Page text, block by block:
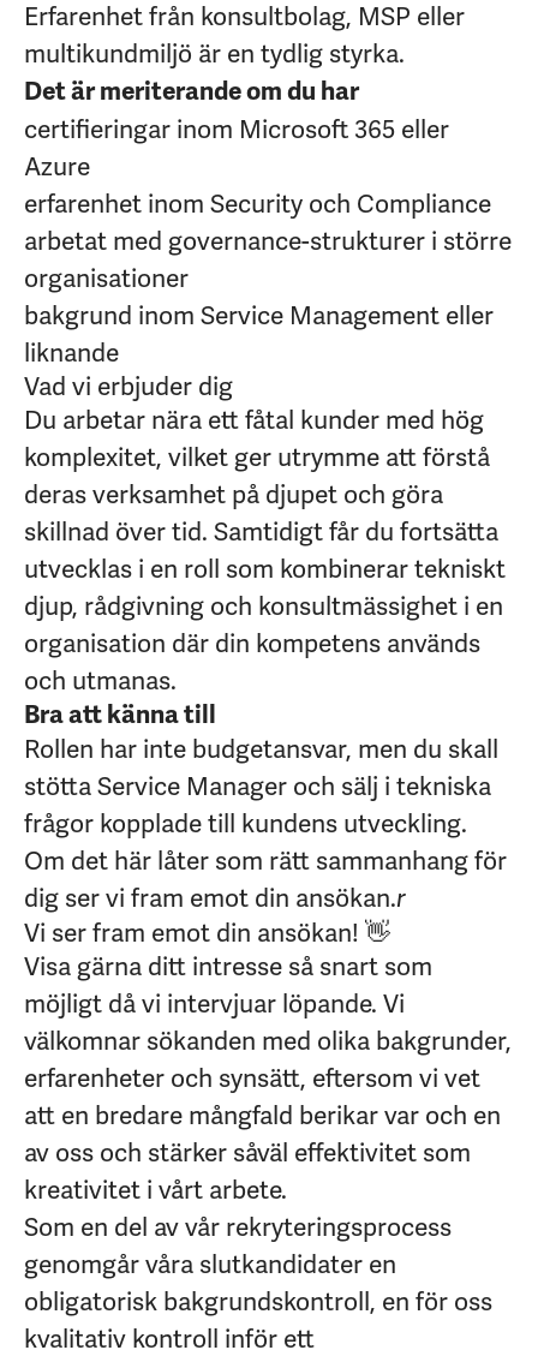
Erfarenhet från konsultbolag, MSP eller
multikundmiljö är en tydlig styrka.
Det är meriterande om du har
certifieringar inom Microsoft 365 eller
Azure
erfarenhet inom Security och Compliance
arbetat med governance-strukturer i större
organisationer
bakgrund inom Service Management eller
liknande
Vad vi erbjuder dig
Du arbetar nära ett fåtal kunder med hög
komplexitet, vilket ger utrymme att förstå
deras verksamhet på djupet och göra
skillnad över tid. Samtidigt får du fortsätta
utvecklas i en roll som kombinerar tekniskt
djup, rådgivning och konsultmässighet i en
organisation där din kompetens används
och utmanas.
Bra att känna till
Rollen har inte budgetansvar, men du skall
stötta Service Manager och sälj i tekniska
frågor kopplade till kundens utveckling.
Om det här låter som rätt sammanhang för
dig ser vi fram emot din ansökan.r
Vi ser fram emot din ansökan! 👋
Visa gärna ditt intresse så snart som
möjligt då vi intervjuar löpande. Vi
välkomnar sökanden med olika bakgrunder,
erfarenheter och synsätt, eftersom vi vet
att en bredare mångfald berikar var och en
av oss och stärker såväl effektivitet som
kreativitet i vårt arbete.
Som en del av vår rekryteringsprocess
genomgår våra slutkandidater en
obligatorisk bakgrundskontroll, en för oss
kvalitativ kontroll inför ett